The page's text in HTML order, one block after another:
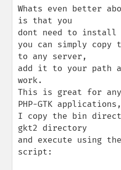
Whats even better
is that you
dont need to install
you can simply
to any server,
add it to your
work.
This is great for
PHP-GTK applications,
I copy the bin
gkt2 directory
and execute using
script: